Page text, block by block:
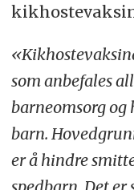
som anbefales
barneomsorg
barn.
er å hindre